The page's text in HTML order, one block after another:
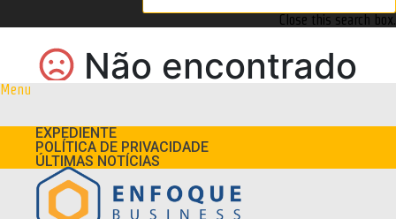
Close this search box.
Menu
EXPEDIENTE
POLÍTICA DE PRIVACIDADE
ÚLTIMAS NOTÍCIAS